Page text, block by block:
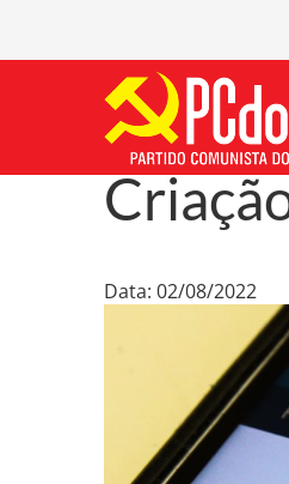
Data: 02/08/2022